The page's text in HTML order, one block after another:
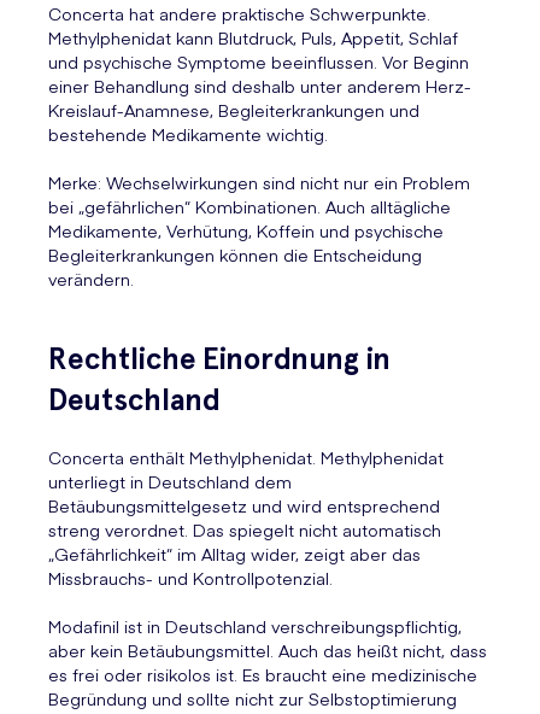
Concerta hat andere praktische Schwerpunkte.
Methylphenidat kann Blutdruck, Puls, Appetit, Schlaf
und psychische Symptome beeinflussen. Vor Beginn
einer Behandlung sind deshalb unter anderem Herz-
Kreislauf-Anamnese, Begleiterkrankungen und
bestehende Medikamente wichtig.
Merke: Wechselwirkungen sind nicht nur ein Problem
bei „gefährlichen“ Kombinationen. Auch alltägliche
Medikamente, Verhütung, Koffein und psychische
Begleiterkrankungen können die Entscheidung
verändern.
Rechtliche Einordnung in
Deutschland
Concerta enthält Methylphenidat. Methylphenidat
unterliegt in Deutschland dem
Betäubungsmittelgesetz und wird entsprechend
streng verordnet. Das spiegelt nicht automatisch
„Gefährlichkeit“ im Alltag wider, zeigt aber das
Missbrauchs- und Kontrollpotenzial.
Modafinil ist in Deutschland verschreibungspflichtig,
aber kein Betäubungsmittel. Auch das heißt nicht, dass
es frei oder risikolos ist. Es braucht eine medizinische
Begründung und sollte nicht zur Selbstoptimierung